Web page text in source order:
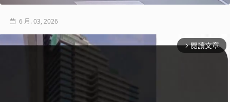
6 月. 03, 2026
arrow_forward_ios 閱讀文章